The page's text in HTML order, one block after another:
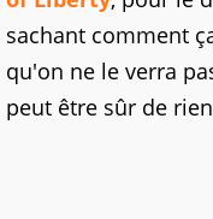
sachant comment
qu'on ne le verra
peut être sûr de